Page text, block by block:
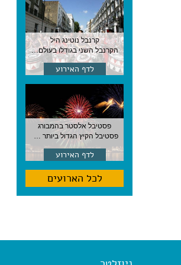
קרנבל נוטינג היל
הקרנבל השני בגודלו בעולם, עם מוזיקה, תהלוכות ותחפושות. לונדון
לדף האירוע
פסטיבל אלסטר בהמבורג
פסטיבל הקיץ הגדול ביותר בהמבורג, סוף אוגוסט, גרמניה
לדף האירוע
לכל הארועים